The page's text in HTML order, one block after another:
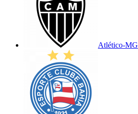
Atlético-MG